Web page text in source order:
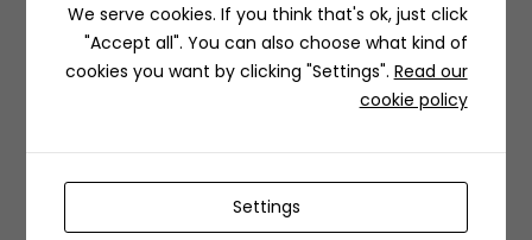
Ronaldo’s Pizzeria | رونالدوز بيتزاريا
منتزه حي الندى، 7349 اركان، الندى، الرياض 13317 4325، السعودية
We serve cookies. If you think that's ok, just click
"Accept all". You can also choose what kind of
cookies you want by clicking "Settings". Read our
cookie policy
Settings